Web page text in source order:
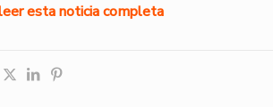
leer esta noticia completa